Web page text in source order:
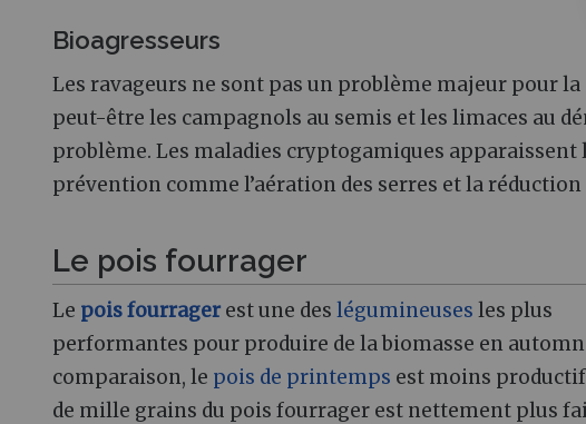
Bioagresseurs
Les ravageurs ne sont pas un problème majeur pour
peut-être les campagnols au semis et les limaces au
problème. Les maladies cryptogamiques apparaissent
prévention comme l’aération des serres et la
Le pois fourrager
Le pois fourrager est une des légumineuses les plus
performantes pour produire de la biomasse en
comparaison, le pois de printemps est moins
de mille grains du pois fourrager est nettement plus